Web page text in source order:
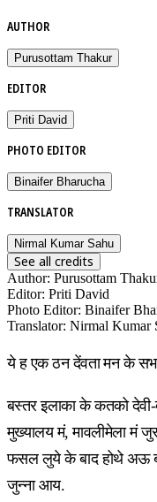
AUTHOR
Purusottam Thakur
EDITOR
Priti David
PHOTO EDITOR
Binaifer Bharucha
TRANSLATOR
Nirmal Kumar Sahu
See all credits
Author: Purusottam
Editor: Priti David
Photo Editor: Binaifer
Translator: Nirmal Kumar
ये ह एक ठन देंवता मन के
बस्तर इलाका के कतको
मुख्यालय मं, मावलीमेला मं
फसल लुये के बाद होथे अऊ
जुन्ना आय.